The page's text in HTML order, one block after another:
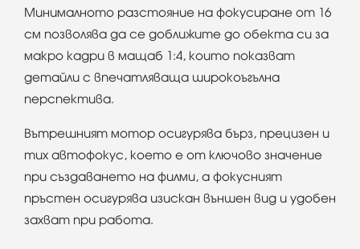
Минималното разстояние на фокусиране от 16
см позволява да се доближите до обекта си за
макро кадри в мащаб 1:4, които показват
детайли с впечатляваща широкоъгълна
перспектива.
Вътрешният мотор осигурява бърз, прецизен и
тих автофокус, което е от ключово значение
при създаването на филми, а фокусният
пръстен осигурява изискан външен вид и удобен
захват при работа.